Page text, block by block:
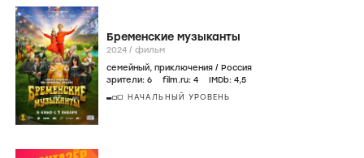
Бременские музыканты
2024 / фильм
семейный, приключения / Россия
зрители: 6 film.ru: 4 IMDb: 4,5
НАЧАЛЬНЫЙ УРОВЕНЬ